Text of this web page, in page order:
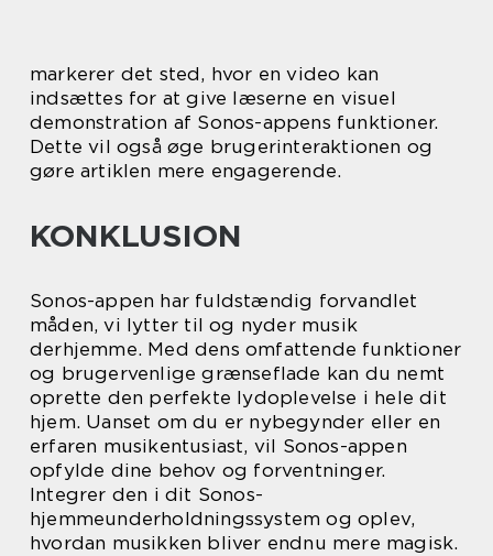
markerer det sted, hvor en video kan
indsættes for at give læserne en visuel
demonstration af Sonos-appens funktioner.
Dette vil også øge brugerinteraktionen og
gøre artiklen mere engagerende.
KONKLUSION
Sonos-appen har fuldstændig forvandlet
måden, vi lytter til og nyder musik
derhjemme. Med dens omfattende funktioner
og brugervenlige grænseflade kan du nemt
oprette den perfekte lydoplevelse i hele dit
hjem. Uanset om du er nybegynder eller en
erfaren musikentusiast, vil Sonos-appen
opfylde dine behov og forventninger.
Integrer den i dit Sonos-
hjemmeunderholdningssystem og oplev,
hvordan musikken bliver endnu mere magisk.